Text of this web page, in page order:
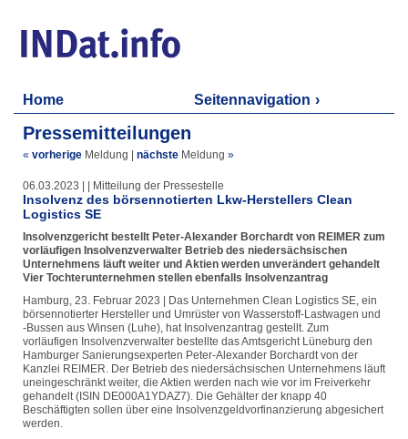
Home Seitennavigation
Pressemitteilungen
« vorherige Meldung nächste Meldung »
06.03.2023 | | Mitteilung der Pressestelle
Insolvenz des börsennotierten Lkw-Herstellers Clean
Logistics SE
Insolvenzgericht bestellt Peter-Alexander Borchardt von REIMER zum
vorläufigen Insolvenzverwalter Betrieb des niedersächsischen
Unternehmens läuft weiter und Aktien werden unverändert gehandelt
Vier Tochterunternehmen stellen ebenfalls Insolvenzantrag
Hamburg, 23. Februar 2023 | Das Unternehmen Clean Logistics SE, ein
börsennotierter Hersteller und Umrüster von Wasserstoff-Lastwagen und
-Bussen aus Winsen (Luhe), hat Insolvenzantrag gestellt. Zum
vorläufigen Insolvenzverwalter bestellte das Amtsgericht Lüneburg den
Hamburger Sanierungsexperten Peter-Alexander Borchardt von der
Kanzlei REIMER. Der Betrieb des niedersächsischen Unternehmens läuft
uneingeschränkt weiter, die Aktien werden nach wie vor im Freiverkehr
gehandelt (ISIN DE000A1YDAZ7). Die Gehälter der knapp 40
Beschäftigten sollen über eine Insolvenzgeldvorfinanzierung abgesichert
werden.